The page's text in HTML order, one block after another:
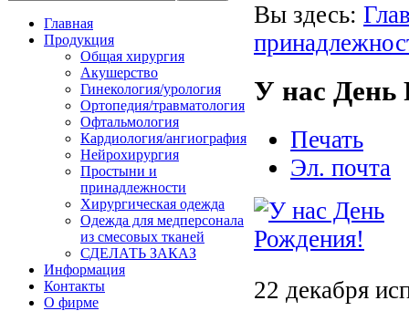
Главная
Продукция
Общая хирургия
Акушерство
Гинекология/урология
Ортопедия/травматология
Офтальмология
Кардиология/ангиография
Нейрохирургия
Простыни и
принадлежности
Хирургическая одежда
Одежда для медперсонала
из смесовых тканей
СДЕЛАТЬ ЗАКАЗ
Информация
Контакты
О фирме
Вы здесь:
У нас День
Печать
Эл. почта
22 декабря